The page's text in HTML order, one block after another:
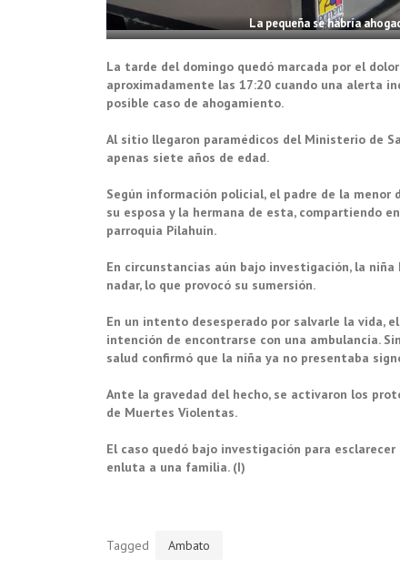
La pequeña se habría
La tarde del domingo quedó marcada por el
aproximadamente las 17:20 cuando una alerta
posible caso de ahogamiento.
Al sitio llegaron paramédicos del Ministerio de
apenas siete años de edad.
Según información policial, el padre de la
su esposa y la hermana de esta, compartiendo
parroquia Pilahuín.
En circunstancias aún bajo investigación, la
nadar, lo que provocó su sumersión.
En un intento desesperado por salvarle la vida,
intención de encontrarse con una ambulancia.
salud confirmó que la niña ya no presentaba
Ante la gravedad del hecho, se activaron los
de Muertes Violentas.
El caso quedó bajo investigación para
enluta a una familia. (I)
Tagged Ambato